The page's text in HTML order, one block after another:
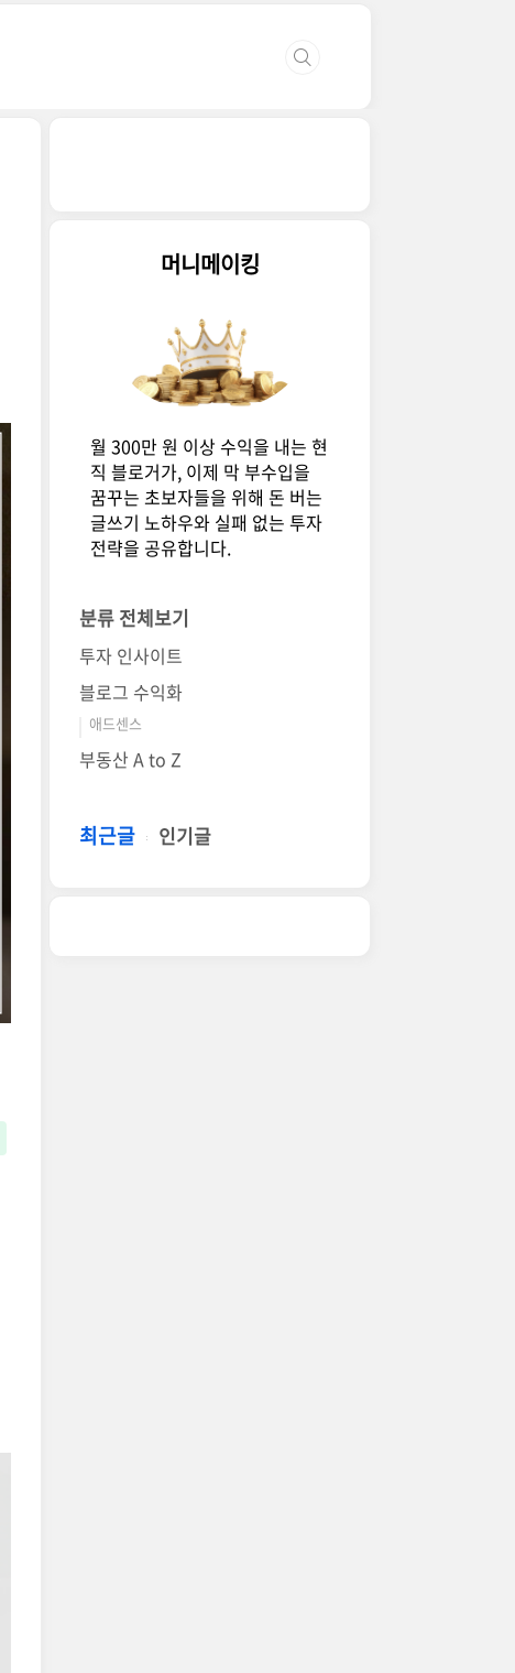
머니메이킹
월 300만 원 이상 수익을 내는 현
직 블로거가, 이제 막 부수입을
꿈꾸는 초보자들을 위해 돈 버는
글쓰기 노하우와 실패 없는 투자
전략을 공유합니다.
분류 전체보기
투자 인사이트
블로그 수익화
애드센스
부동산 A to Z
최근글 인기글